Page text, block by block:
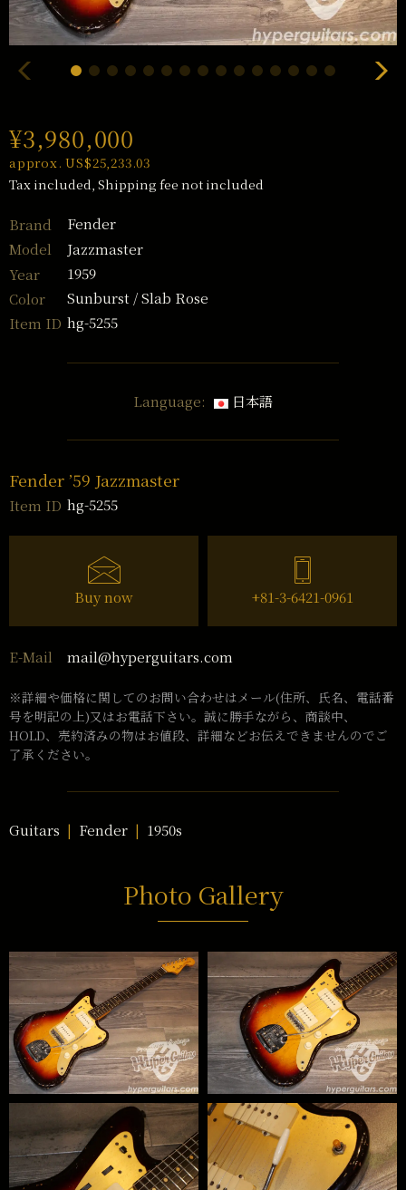
¥3,980,000
approx. US$25,233.03
Tax included, Shipping fee not included
Brand
Fender
Model
Jazzmaster
Year
1959
Color
Sunburst / Slab Rose
Item ID hg-5255
Language: 日本語
Fender ’59 Jazzmaster
Item ID hg-5255
Buy now +81-3-6421-0961
E-Mail mail@hyperguitars.com
※詳細や価格に関してのお問い合わせはメール(住所、氏名、電話番
号を明記の上)又はお電話下さい。誠に勝手ながら、商談中、
HOLD、売約済みの物はお値段、詳細などお伝えできませんのでご
了承ください。
Guitars Fender 1950s
Photo Gallery